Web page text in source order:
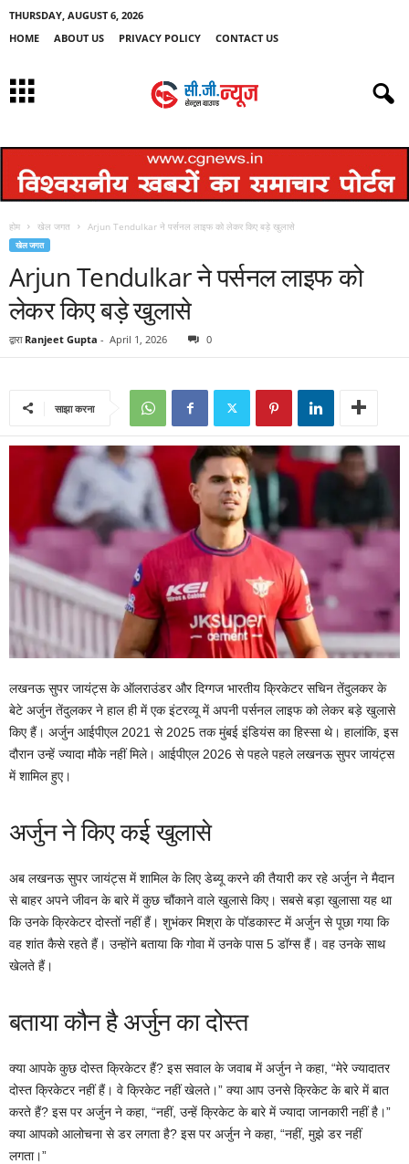
THURSDAY, AUGUST 6, 2026
HOME
ABOUT US PRIVACY POLICY CONTACT US
होम खेल जगत Arjun Tendulkar ने पर्सनल लाइफ को लेकर किए बड़े खुलासे
खेल जगत
Arjun Tendulkar ने पर्सनल लाइफ को
लेकर किए बड़े खुलासे
द्वारा Ranjeet Gupta - April 1, 2026 0
साझा करना
लखनऊ सुपर जायंट्स के ऑलराउंडर और दिग्‍गज भारतीय क्रिकेटर सचिन तेंदुलकर के
बेटे अर्जुन तेंदुलकर ने हाल ही में एक इंटरव्यू में अपनी पर्सनल लाइफ को लेकर बड़े खुलासे
किए हैं। अर्जुन आईपीएल 2021 से 2025 तक मुंबई इंडियंस का हिस्‍सा थे। हालांकि, इस
दौरान उन्‍हें ज्‍यादा मौके नहीं मिले। आईपीएल 2026 से पहले पहले लखनऊ सुपर जायंट्स
में शामिल हुए।
अर्जुन ने किए कई खुलासे
अब लखनऊ सुपर जायंट्स में शामिल के लिए डेब्यू करने की तैयारी कर रहे अर्जुन ने मैदान
से बाहर अपने जीवन के बारे में कुछ चौंकाने वाले खुलासे किए। सबसे बड़ा खुलासा यह था
कि उनके क्रिकेटर दोस्तों नहीं हैं। शुभंकर मिश्रा के पॉडकास्ट में अर्जुन से पूछा गया कि
वह शांत कैसे रहते हैं। उन्होंने बताया कि गोवा में उनके पास 5 डॉग्‍स हैं। वह उनके साथ
खेलते हैं।
बताया कौन है अर्जुन का दोस्‍त
क्या आपके कुछ दोस्त क्रिकेटर हैं? इस सवाल के जवाब में अर्जुन ने कहा, “मेरे ज्‍यादातर
दोस्त क्रिकेटर नहीं हैं। वे क्रिकेट नहीं खेलते।” क्या आप उनसे क्रिकेट के बारे में बात
करते हैं? इस पर अर्जुन ने कहा, “नहीं, उन्हें क्रिकेट के बारे में ज्‍यादा जानकारी नहीं है।”
क्या आपको आलोचना से डर लगता है? इस पर अर्जुन ने कहा, “नहीं, मुझे डर नहीं
लगता।”